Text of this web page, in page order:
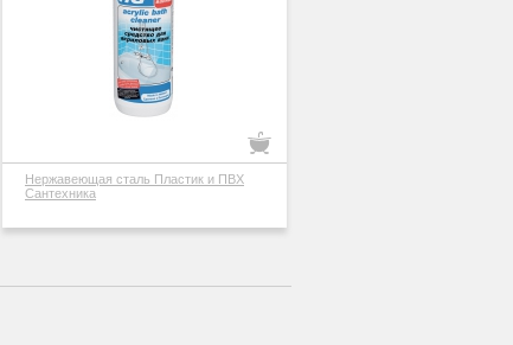
Нержавеющая сталь Пластик и ПВХ
Сантехника